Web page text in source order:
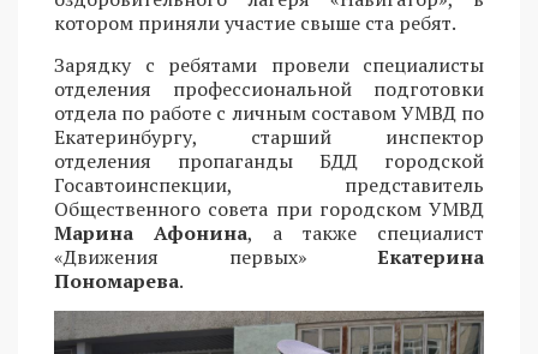
котором приняли участие свыше ста ребят.
Зарядку с ребятами провели специалисты
отделения профессиональной подготовки
отдела по работе с личным составом УМВД по
Екатеринбургу, старший инспектор
отделения пропаганды БДД городской
Госавтоинспекции, представитель
Общественного совета при городском УМВД
Марина Афонина, а также специалист
«Движения первых» Екатерина
Пономарева.